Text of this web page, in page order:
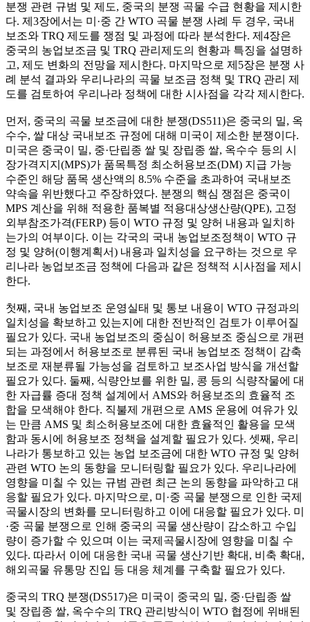
분쟁 관련 규범 및 제도, 중국의 분쟁 곡물 수급 현황을 제시한
다. 제3장에서는 미·중 간 WTO 곡물 분쟁 사례 두 경우, 국내
보조와 TRQ 제도를 쟁점 및 과정에 따라 분석한다. 제4장은
중국의 농업보조금 및 TRQ 관리제도의 현황과 특징을 설명하
고, 제도 변화의 전망을 제시한다. 마지막으로 제5장은 분쟁 사
례 분석 결과와 우리나라의 곡물 보조금 정책 및 TRQ 관리 제
도를 검토하여 우리나라 정책에 대한 시사점을 각각 제시한다.
먼저, 중국의 곡물 보조금에 대한 분쟁(DS511)은 중국의 밀, 옥
수수, 쌀 대상 국내보조 규정에 대해 미국이 제소한 분쟁이다.
미국은 중국이 밀, 중·단립종 쌀 및 장립종 쌀, 옥수수 등의 시
장가격지지(MPS)가 품목특정 최소허용보조(DM) 지급 가능
수준인 해당 품목 생산액의 8.5% 수준을 초과하여 국내보조
약속을 위반했다고 주장하였다. 분쟁의 핵심 쟁점은 중국이
MPS 계산을 위해 적용한 품복별 적용대상생산량(QPE), 고정
외부참조가격(FERP) 등이 WTO 규정 및 양허 내용과 일치하
는가의 여부이다. 이는 각국의 국내 농업보조정책이 WTO 규
정 및 양허(이행계획서) 내용과 일치성을 요구하는 것으로 우
리나라 농업보조금 정책에 다음과 같은 정책적 시사점을 제시
한다.
첫째, 국내 농업보조 운영실태 및 통보 내용이 WTO 규정과의
일치성을 확보하고 있는지에 대한 전반적인 검토가 이루어질
필요가 있다. 국내 농업보조의 중심이 허용보조 중심으로 개편
되는 과정에서 허용보조로 분류된 국내 농업보조 정책이 감축
보조로 재분류될 가능성을 검토하고 보조사업 방식을 개선할
필요가 있다. 둘째, 식량안보를 위한 밀, 콩 등의 식량작물에 대
한 자급률 증대 정책 설계에서 AMS와 허용보조의 효율적 조
합을 모색해야 한다. 직불제 개편으로 AMS 운용에 여유가 있
는 만큼 AMS 및 최소허용보조에 대한 효율적인 활용을 모색
함과 동시에 허용보조 정책을 설계할 필요가 있다. 셋째, 우리
나라가 통보하고 있는 농업 보조금에 대한 WTO 규정 및 양허
관련 WTO 논의 동향을 모니터링할 필요가 있다. 우리나라에
영향을 미칠 수 있는 규범 관련 최근 논의 동향을 파악하고 대
응할 필요가 있다. 마지막으로, 미·중 곡물 분쟁으로 인한 국제
곡물시장의 변화를 모니터링하고 이에 대응할 필요가 있다. 미
·중 곡물 분쟁으로 인해 중국의 곡물 생산량이 감소하고 수입
량이 증가할 수 있으며 이는 국제곡물시장에 영향을 미칠 수
있다. 따라서 이에 대응한 국내 곡물 생산기반 확대, 비축 확대,
해외곡물 유통망 진입 등 대응 체계를 구축할 필요가 있다.
중국의 TRQ 분쟁(DS517)은 미국이 중국의 밀, 중·단립종 쌀
및 장립종 쌀, 옥수수의 TRQ 관리방식이 WTO 협정에 위배된